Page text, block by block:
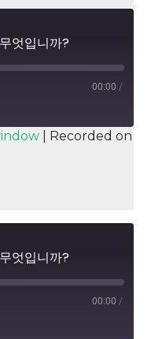
엇입니까?
00:00 /
SUBSCRIBE SHARE
Recorded on
엇입니까?
00:00 /